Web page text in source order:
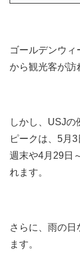
ゴールデンウ
から観光客が訪
しかし、USJの
ピークは、5月
週末や4月29日
れます。
さらに、雨の日
ます。